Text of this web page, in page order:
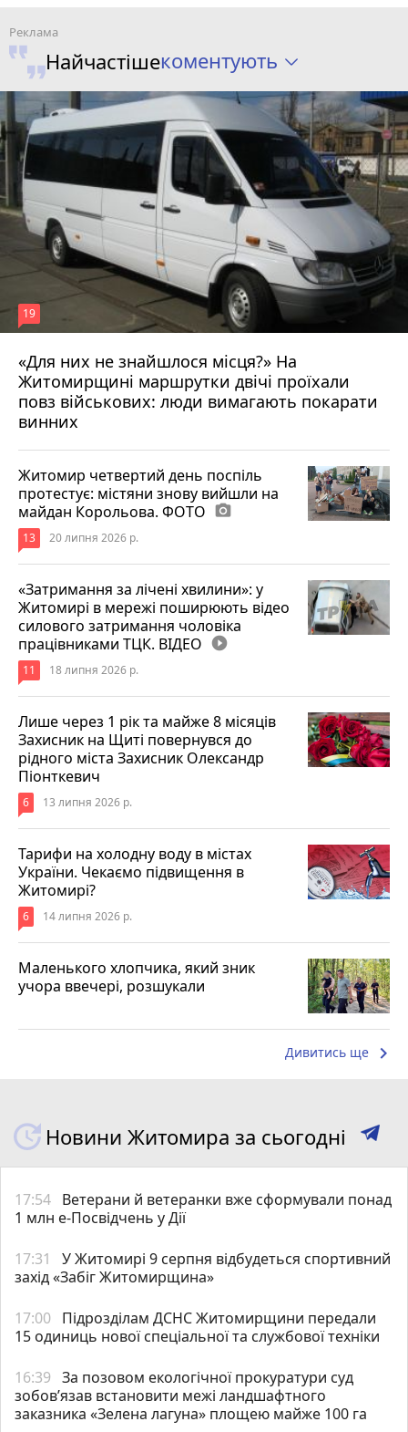
Найчастішекоментують
«Для них не знайшлося місця?» На
Житомирщині маршрутки двічі проїхали
повз військових: люди вимагають покарати
винних
19
17 липня 2026 р.
Житомир четвертий день поспіль
протестує: містяни знову вийшли на
майдан Корольова. ФОТО photo_camera
13 20 липня 2026 р.
«Затримання за лічені хвилини»: у
Житомирі в мережі поширюють відео
силового затримання чоловіка
працівниками ТЦК. ВІДЕО play_circle_filled
11 18 липня 2026 р.
Лише через 1 рік та майже 8 місяців
Захисник на Щиті повернувся до
рідного міста Захисник Олександр
Піонткевич
6 13 липня 2026 р.
Тарифи на холодну воду в містах
України. Чекаємо підвищення в
Житомирі?
6 14 липня 2026 р.
Маленького хлопчика, який зник
учора ввечері, розшукали
Дивитись ще keyboard_arrow_right
Новини Житомира за сьогодні
17:54 Ветерани й ветеранки вже сформували понад
1 млн е-Посвідчень у Дії
17:31
У Житомирі 9 серпня відбудеться спортивний
захід «Забіг Житомирщина»
17:00 Підрозділам ДСНС Житомирщини передали
15 одиниць нової спеціальної та службової техніки
16:39 За позовом екологічної прокуратури суд
зобов’язав встановити межі ландшафтного
заказника «Зелена лагуна» площею майже 100 га